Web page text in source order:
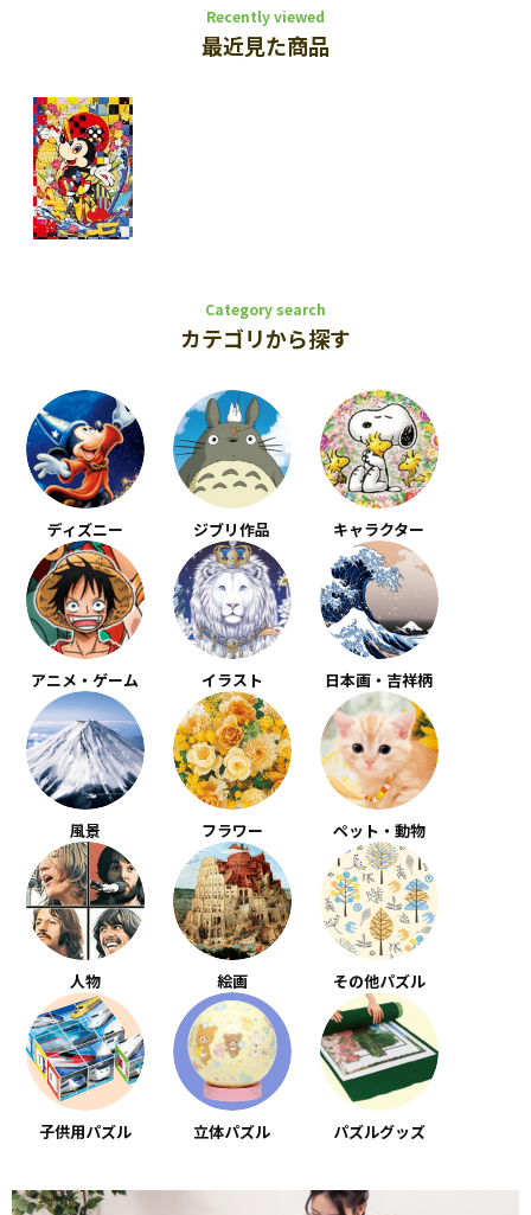
Recently viewed
最近見た商品
Category search
カテゴリから探す
ディズニー ジブリ作品 キャラクター
アニメ・ゲーム イラスト 日本画・吉祥柄
風景 フラワー ペット・動物
人物 絵画 その他パズル
子供用パズル 立体パズル パズルグッズ